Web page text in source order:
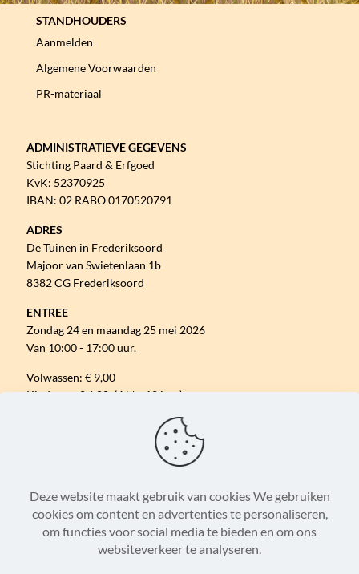
STANDHOUDERS
Aanmelden
Algemene Voorwaarden
PR-materiaal
ADMINISTRATIEVE GEGEVENS
Stichting Paard & Erfgoed
KvK: 52370925
IBAN: 02 RABO 0170520791
ADRES
De Tuinen in Frederiksoord
Majoor van Swietenlaan 1b
8382 CG Frederiksoord
ENTREE
Zondag 24 en maandag 25 mei 2026
Van 10:00 - 17:00 uur.
Volwassen: € 9,00
Kinderen: € 6,00 (4 t/m 12 jaar)
Algemene Voorwaarden
Disclaimer
Privacystatement
Cookieverklaring
Deze website maakt gebruik van cookies We gebruiken
cookies om content en advertenties te personaliseren,
om functies voor social media te bieden en om ons
websiteverkeer te analyseren.